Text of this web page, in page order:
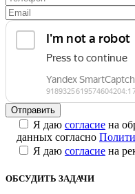
Я даю согласие на
данных согласно
Я даю согласие на
ОБСУДИТЬ ЗАДАЧИ